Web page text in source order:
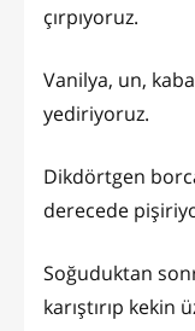
çırpıyoruz.
Vanilya, un,
yediriyoruz.
Dikdörtgen
derecede
Soğuduktan
karıştırıp kekin